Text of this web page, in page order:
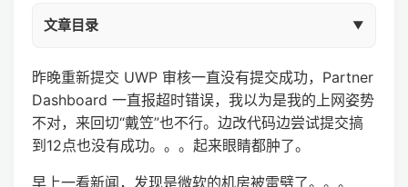
文章目录
昨晚重新提交 UWP 审核一直没有提交成功，Partner
Dashboard 一直报超时错误，我以为是我的上网姿势
不对，来回切“戴笠”也不行。边改代码边尝试提交搞
到12点也没有成功。。。起来眼睛都肿了。
早上一看新闻，发现是微软的机房被雷劈了。。。